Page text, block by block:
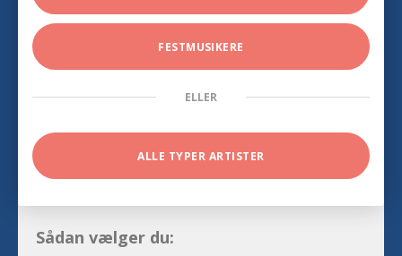
FESTMUSIKERE
ELLER
ALLE TYPER ARTISTER
Sådan vælger du: